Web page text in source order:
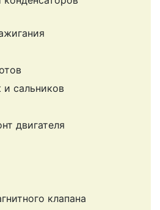
и сальников
двигателя
клапана